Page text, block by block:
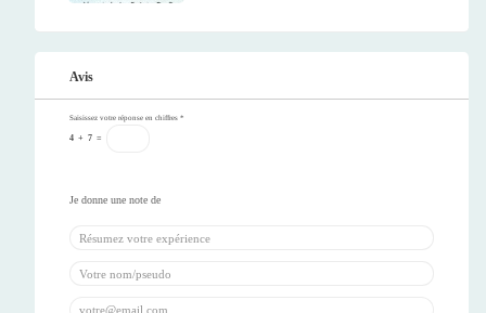
Avis
Saisissez votre réponse en chiffres *
4 + 7 =